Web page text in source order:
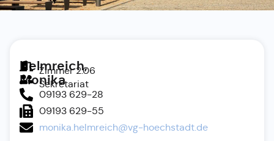
Helmreich,
Monika
Zimmer 2.06
Sekretariat
09193 629-28
09193 629-55
monika.helmreich@vg-hoechstadt.de